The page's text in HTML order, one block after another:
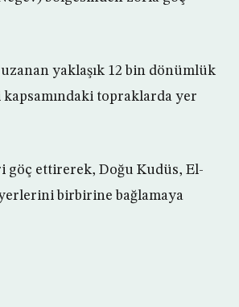
yaklaşık 12 bin dönümlük
kapsamındaki topraklarda yer
göç ettirerek, Doğu Kudüs, El-
birbirine bağlamaya